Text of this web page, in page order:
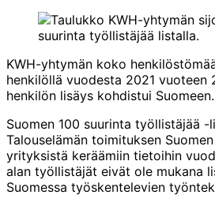
KWH-yhtymän koko
henkilöllä vuodesta 2021 vuoteen
henkilön lisäys kohdistui Suomeen.
Suomen 100 suurinta työllistäjää -
Talouselämän toimituksen
yrityksistä keräämiin tietoihin
alan työllistäjät eivät ole mukana
Suomessa työskentelevien